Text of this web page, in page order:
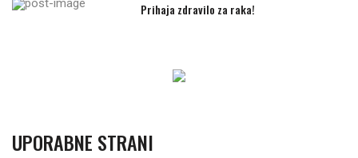
Prihaja zdravilo za raka!
UPORABNE STRANI